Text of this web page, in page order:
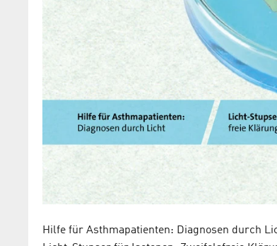
Hilfe für Asthmapatienten: Diagnosen durch